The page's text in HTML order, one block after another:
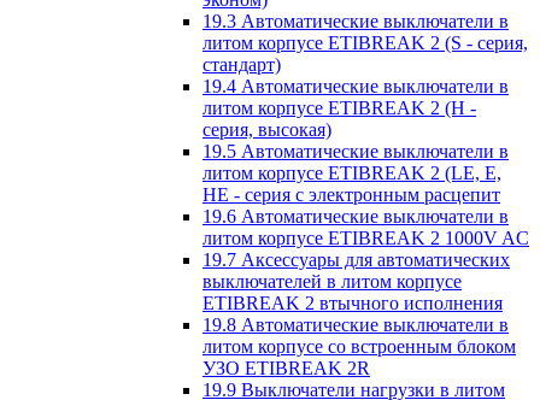
19.3 Автоматические выключатели в
литом корпусе ETIBREAK 2 (S - серия,
стандарт)
19.4 Автоматические выключатели в
литом корпусе ETIBREAK 2 (H -
серия, высокая)
19.5 Автоматические выключатели в
литом корпусе ETIBREAK 2 (LE, E,
HE - серия с электронным расцепит
19.6 Автоматические выключатели в
литом корпусе ETIBREAK 2 1000V AC
19.7 Аксессуары для автоматических
выключателей в литом корпусе
ETIBREAK 2 втычного исполнения
19.8 Автоматические выключатели в
литом корпусе со встроенным блоком
УЗО ETIBREAK 2R
19.9 Выключатели нагрузки в литом